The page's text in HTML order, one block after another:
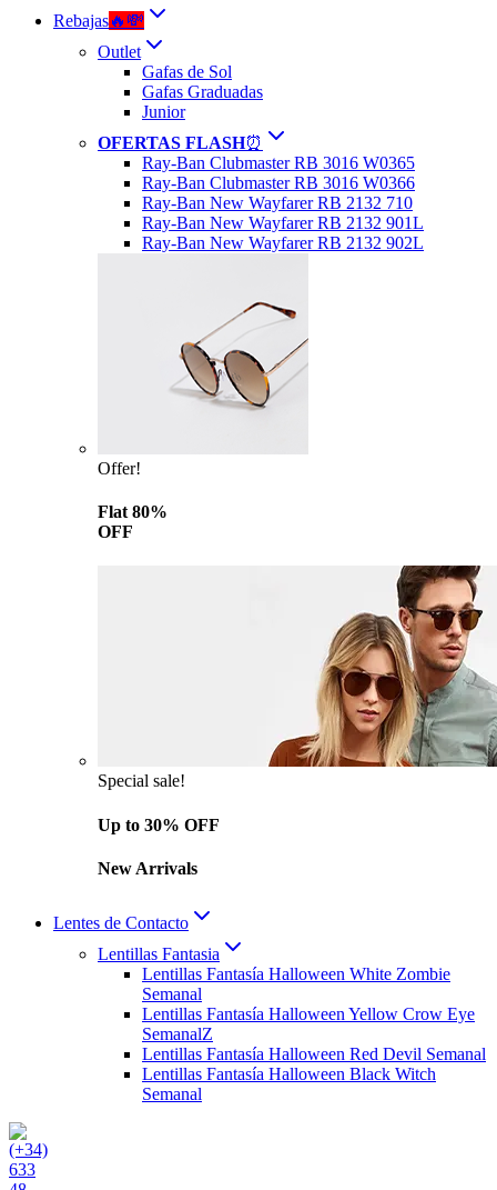
Rebajas🔥💸
Outlet
Gafas de Sol
Gafas Graduadas
Junior
OFERTAS FLASH⏰
Ray-Ban Clubmaster RB 3016 W0365
Ray-Ban Clubmaster RB 3016 W0366
Ray-Ban New Wayfarer RB 2132 710
Ray-Ban New Wayfarer RB 2132 901L
Ray-Ban New Wayfarer RB 2132 902L
Offer!
Flat 80%
OFF
Special sale!
Up to 30% OFF
New Arrivals
Lentes de Contacto
Lentillas Fantasia
Lentillas Fantasía Halloween White Zombie
Semanal
Lentillas Fantasía Halloween Yellow Crow Eye
SemanalZ
Lentillas Fantasía Halloween Red Devil Semanal
Lentillas Fantasía Halloween Black Witch
Semanal